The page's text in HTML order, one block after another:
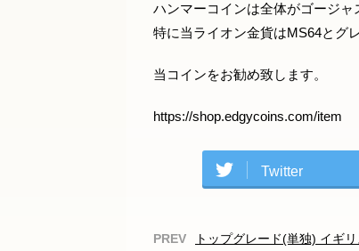
ハンマーコインは全体がゴージャ
特に当ライオン金貨はMS64とグ
当コインをお勧め致します。
https://shop.edgycoins.com/item
Twitter
トップグレード(単独) イギ